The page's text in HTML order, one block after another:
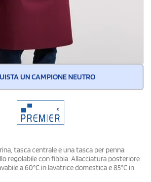
UN CAMPIONE NEUTRO
tasca centrale e una tasca per penna
regolabile con fibbia. Allacciatura posteriore
a 60°C in lavatrice domestica e 85°C in